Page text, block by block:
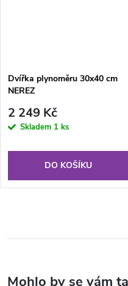
Dvířka plynoměru 30x40 cm
NEREZ
2 249 Kč
Skladem 1 ks
DO KOŠÍKU